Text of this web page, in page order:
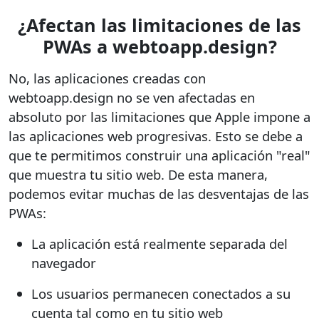
¿Afectan las limitaciones de las
PWAs a webtoapp.design?
No, las aplicaciones creadas con
webtoapp.design no se ven afectadas en
absoluto por las limitaciones que Apple impone a
las aplicaciones web progresivas. Esto se debe a
que te permitimos construir una aplicación "real"
que muestra tu sitio web. De esta manera,
podemos evitar muchas de las desventajas de las
PWAs:
La aplicación está realmente separada del
navegador
Los usuarios permanecen conectados a su
cuenta tal como en tu sitio web